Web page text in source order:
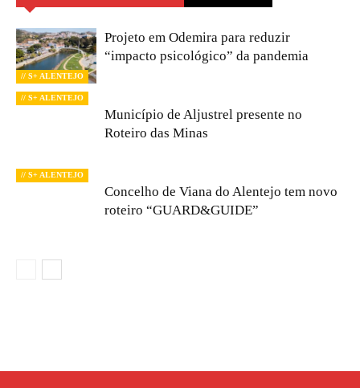
// S+ ALENTEJO
Projeto em Odemira para reduzir
“impacto psicológico” da pandemia
// S+ ALENTEJO
Município de Aljustrel presente no
Roteiro das Minas
// S+ ALENTEJO
Concelho de Viana do Alentejo tem novo
roteiro “GUARD&GUIDE”